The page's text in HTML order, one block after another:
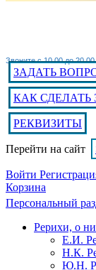
Звоните с 10.00 до
ЗАДАТЬ
КАК СДЕЛАТЬ
РЕКВИЗИТЫ
Перейти на сайт
Войти
Корзина
Персональный
Рерихи, о
Е.И.
Н.К.
Ю.Н.